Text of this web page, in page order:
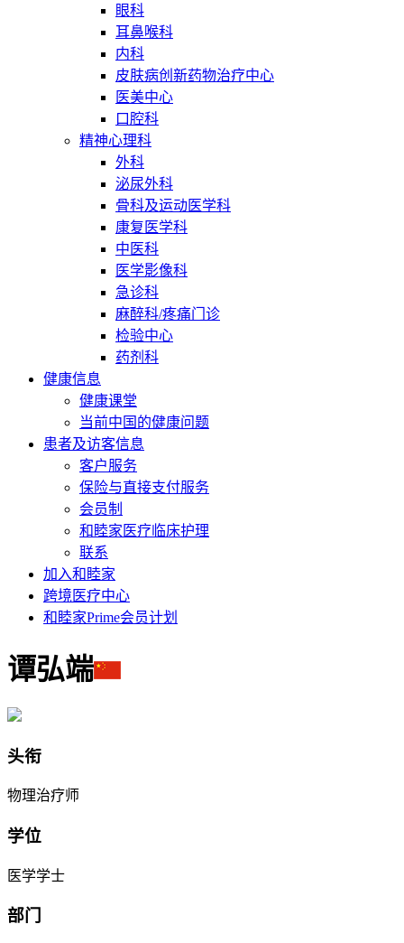
眼科
耳鼻喉科
内科
皮肤病创新药物治疗中心
医美中心
口腔科
精神心理科
外科
泌尿外科
骨科及运动医学科
康复医学科
中医科
医学影像科
急诊科
麻醉科/疼痛门诊
检验中心
药剂科
健康信息
健康课堂
当前中国的健康问题
患者及访客信息
客户服务
保险与直接支付服务
会员制
和睦家医疗临床护理
联系
加入和睦家
跨境医疗中心
和睦家Prime会员计划
谭弘端
头衔
物理治疗师
学位
医学学士
部门